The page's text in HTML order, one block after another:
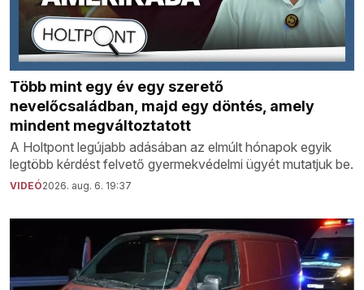
Több mint egy év egy szerető
nevelőcsaládban, majd egy döntés, amely
mindent megváltoztatott
A Holtpont legújabb adásában az elmúlt hónapok egyik
legtöbb kérdést felvető gyermekvédelmi ügyét mutatjuk be.
VIDEÓ2026. aug. 6. 19:37